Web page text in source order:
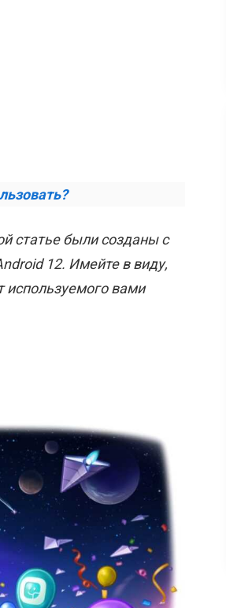
статье были созданы с
12. Имейте в виду,
используемого вами